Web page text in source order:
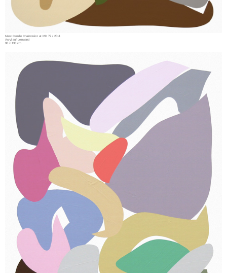
Marc Camille Chaimowicz at MD 72 / 2011
Acryl auf Leinwand
90 x 130 cm